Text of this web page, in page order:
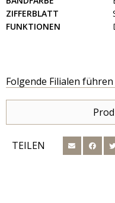
ZIFFERBLATT
FUNKTIONEN
Folgende Filialen
TEILEN